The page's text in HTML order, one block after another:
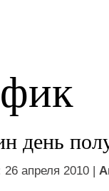
день
26 апреля 2010 |